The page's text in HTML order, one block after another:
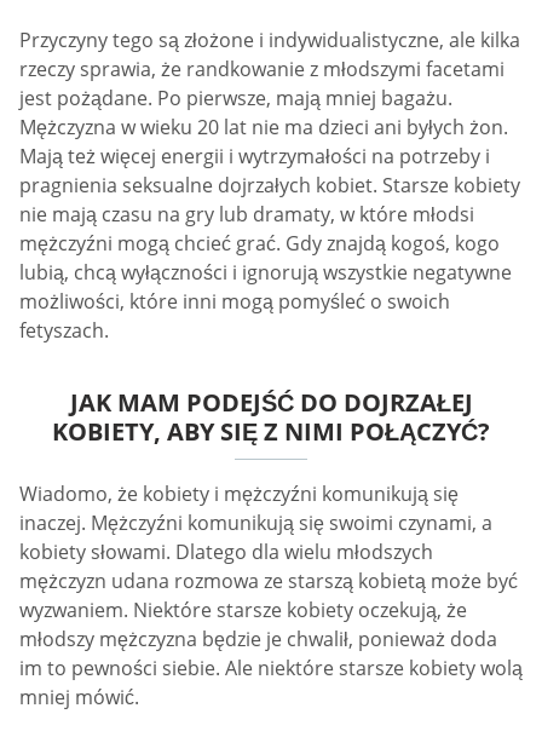
Przyczyny tego są złożone i indywidualistyczne, ale kilka
rzeczy sprawia, że randkowanie z młodszymi facetami
jest pożądane. Po pierwsze, mają mniej bagażu.
Mężczyzna w wieku 20 lat nie ma dzieci ani byłych żon.
Mają też więcej energii i wytrzymałości na potrzeby i
pragnienia seksualne dojrzałych kobiet. Starsze kobiety
nie mają czasu na gry lub dramaty, w które młodsi
mężczyźni mogą chcieć grać. Gdy znajdą kogoś, kogo
lubią, chcą wyłączności i ignorują wszystkie negatywne
możliwości, które inni mogą pomyśleć o swoich
fetyszach.
JAK MAM PODEJŚĆ DO DOJRZAŁEJ
KOBIETY, ABY SIĘ Z NIMI POŁĄCZYĆ?
Wiadomo, że kobiety i mężczyźni komunikują się
inaczej. Mężczyźni komunikują się swoimi czynami, a
kobiety słowami. Dlatego dla wielu młodszych
mężczyzn udana rozmowa ze starszą kobietą może być
wyzwaniem. Niektóre starsze kobiety oczekują, że
młodszy mężczyzna będzie je chwalił, ponieważ doda
im to pewności siebie. Ale niektóre starsze kobiety wolą
mniej mówić.